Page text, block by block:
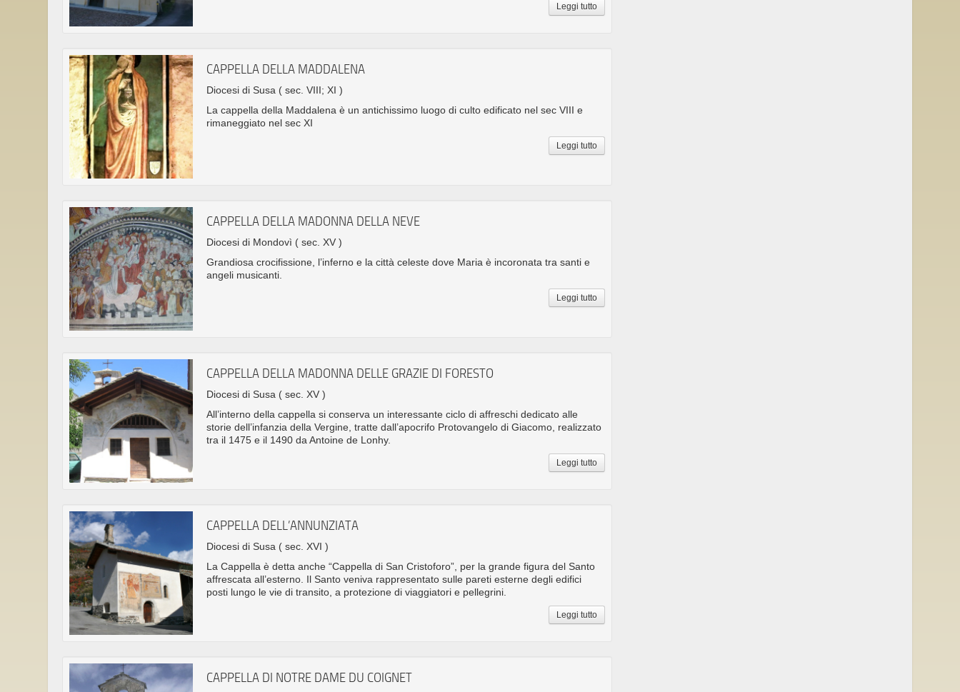
Leggi tutto
CAPPELLA DELLA MADDALENA
Diocesi di Susa ( sec. VIII; XI )
La cappella della Maddalena è un antichissimo luogo di culto edificato nel sec VIII e
rimaneggiato nel sec XI
Leggi tutto
CAPPELLA DELLA MADONNA DELLA NEVE
Diocesi di Mondovì ( sec. XV )
Grandiosa crocifissione, l’inferno e la città celeste dove Maria è incoronata tra santi e
angeli musicanti.
Leggi tutto
CAPPELLA DELLA MADONNA DELLE GRAZIE DI FORESTO
Diocesi di Susa ( sec. XV )
All’interno della cappella si conserva un interessante ciclo di affreschi dedicato alle
storie dell’infanzia della Vergine, tratte dall’apocrifo Protovangelo di Giacomo, realizzato
tra il 1475 e il 1490 da Antoine de Lonhy.
Leggi tutto
CAPPELLA DELL’ANNUNZIATA
Diocesi di Susa ( sec. XVI )
La Cappella è detta anche “Cappella di San Cristoforo”, per la grande figura del Santo
affrescata all’esterno. Il Santo veniva rappresentato sulle pareti esterne degli edifici
posti lungo le vie di transito, a protezione di viaggiatori e pellegrini.
Leggi tutto
CAPPELLA DI NOTRE DAME DU COIGNET